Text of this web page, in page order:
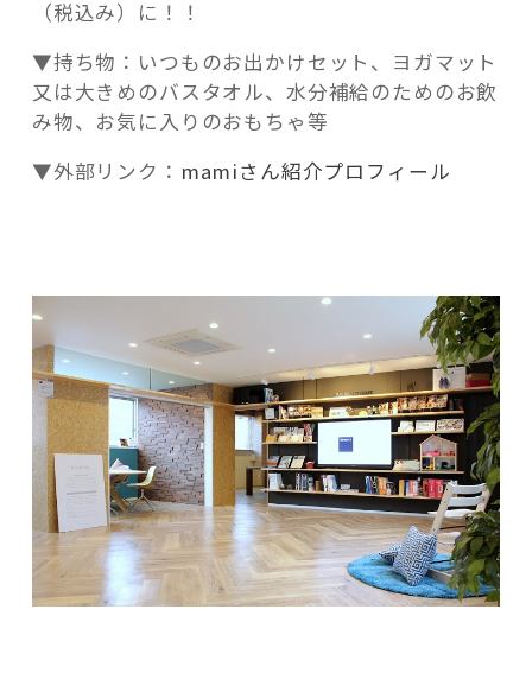
（税込み）に！！
▼持ち物：いつものお出かけセット、ヨガマット
又は大きめのバスタオル、水分補給のためのお飲
み物、お気に入りのおもちゃ等
▼外部リンク： mamiさん紹介プロフィール